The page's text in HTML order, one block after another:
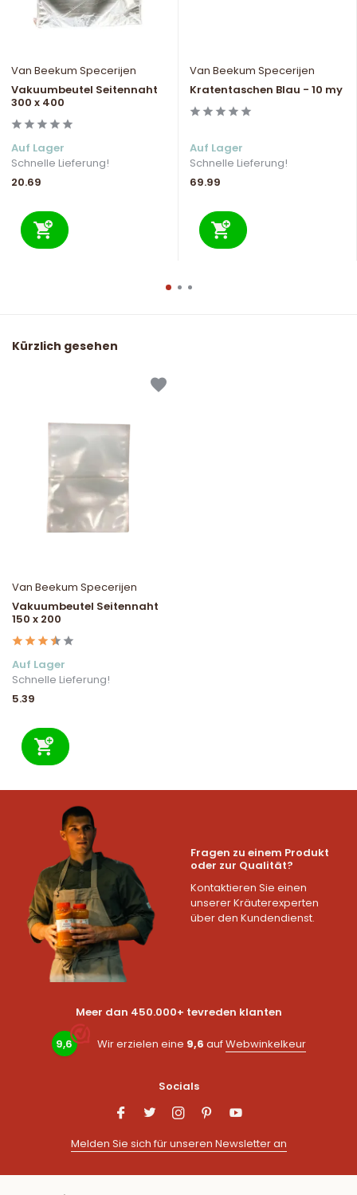
Van Beekum Specerijen
Vakuumbeutel Seitennaht
300 x 400
Auf Lager
Schnelle Lieferung!
20.69
Van Beekum Specerijen
Kratentaschen Blau - 10 my
Auf Lager
Schnelle Lieferung!
69.99
Kürzlich gesehen
Van Beekum Specerijen
Vakuumbeutel Seitennaht
150 x 200
Auf Lager
Schnelle Lieferung!
5.39
Fragen zu einem Produkt
oder zur Qualität?
Kontaktieren Sie einen
unserer Kräuterexperten
über den Kundendienst.
Meer dan 450.000+ tevreden klanten
9,6 Wir erzielen eine 9,6 aufWebwinkelkeur
Socials
Melden Sie sich für unseren Newsletter an